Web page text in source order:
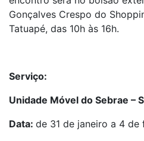
Gonçalves Crespo do
Tatuapé, das 10h às 16h.
Serviço:
Unidade Móvel do Sebrae –
Data: de 31 de janeiro a 4